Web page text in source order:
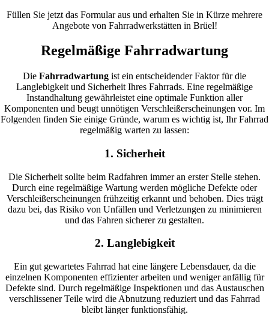
Füllen Sie jetzt das Formular aus und erhalten Sie in Kürze mehrere
Angebote von Fahrradwerkstätten in Brüel!
Regelmäßige Fahrradwartung
Die Fahrradwartung ist ein entscheidender Faktor für die
Langlebigkeit und Sicherheit Ihres Fahrrads. Eine regelmäßige
Instandhaltung gewährleistet eine optimale Funktion aller
Komponenten und beugt unnötigen Verschleißerscheinungen vor. Im
Folgenden finden Sie einige Gründe, warum es wichtig ist, Ihr Fahrrad
regelmäßig warten zu lassen:
1. Sicherheit
Die Sicherheit sollte beim Radfahren immer an erster Stelle stehen.
Durch eine regelmäßige Wartung werden mögliche Defekte oder
Verschleißerscheinungen frühzeitig erkannt und behoben. Dies trägt
dazu bei, das Risiko von Unfällen und Verletzungen zu minimieren
und das Fahren sicherer zu gestalten.
2. Langlebigkeit
Ein gut gewartetes Fahrrad hat eine längere Lebensdauer, da die
einzelnen Komponenten effizienter arbeiten und weniger anfällig für
Defekte sind. Durch regelmäßige Inspektionen und das Austauschen
verschlissener Teile wird die Abnutzung reduziert und das Fahrrad
bleibt länger funktionsfähig.